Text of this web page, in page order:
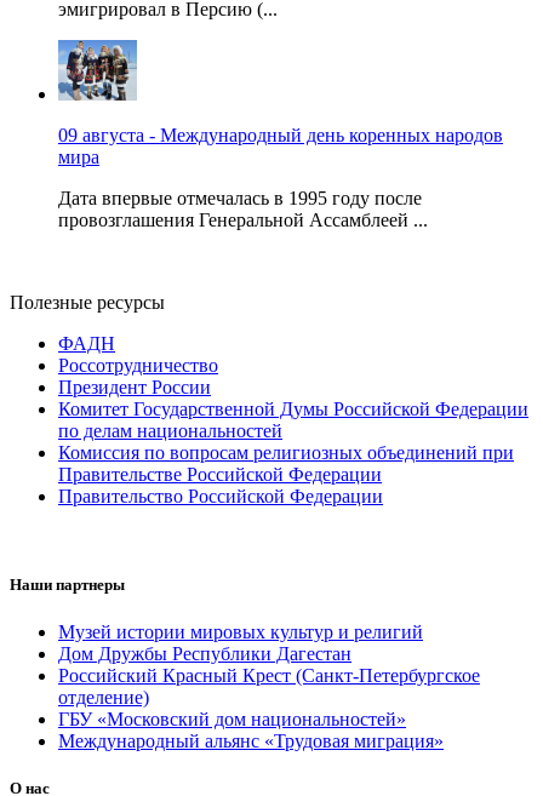
эмигрировал в Персию (...
09 августа - Международный день коренных народов
мира
Дата впервые отмечалась в 1995 году после
провозглашения Генеральной Ассамблеей ...
Полезные ресурсы
ФАДН
Россотрудничество
Президент России
Комитет Государственной Думы Российской Федерации
по делам национальностей
Комиссия по вопросам религиозных объединений при
Правительстве Российской Федерации
Правительство Российской Федерации
Наши партнеры
Музей истории мировых культур и религий
Дом Дружбы Республики Дагестан
Российский Красный Крест (Санкт-Петербургское
отделение)
ГБУ «Московский дом национальностей»
Международный альянс «Трудовая миграция»
О нас